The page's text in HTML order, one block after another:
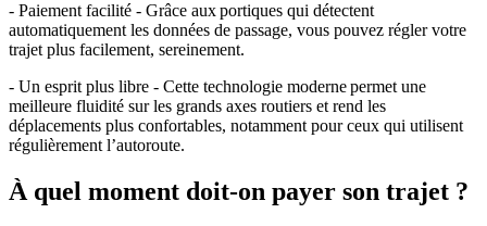
- Paiement facilité - Grâce aux portiques qui détectent
automatiquement les données de passage, vous pouvez régler votre
trajet plus facilement, sereinement.
- Un esprit plus libre - Cette technologie moderne permet une
meilleure fluidité sur les grands axes routiers et rend les
déplacements plus confortables, notamment pour ceux qui utilisent
régulièrement l’autoroute.
À quel moment doit-on payer son trajet ?